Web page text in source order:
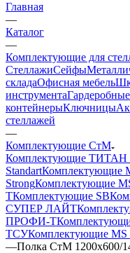
Главная
—
Каталог
—
Комплектующие для
СтеллажиСейфы
складаОфисная мебель
инструмента
контейнерыКлючницы
стеллажей
—
Комплектующие СтМ
Комплектующие
StandartКомплектующие
StrongКомплектующие
ТКомплектующие SB
СУПЕР ЛАЙТ
ПРОФИ-Т
ТСУКомплектующие MS
—Полка СтМ 1200x600/